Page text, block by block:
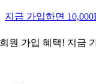
지금 가입하면
원 가입 혜택! 지금